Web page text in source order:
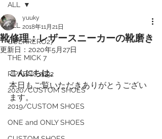
ALL
GUERRERO27
THE MICK 7
RIPKEN8 2632
2020/CUSTOM SHOES
2019/CUSTOM SHOES
ONE and ONLY SHOES
ALL
靴修理：レザースニーカーの靴磨き
yuuky
2018年11月21日
更新日： 2020年5月27日
こんにちは。
本日もご覧いただきありがとうござい
ます。